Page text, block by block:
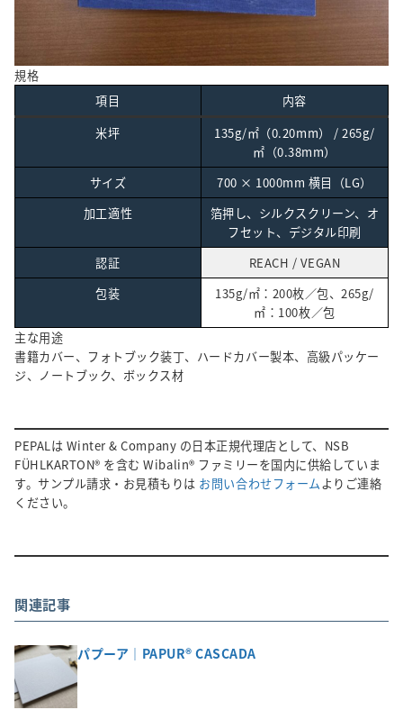
規格
項目
内容
米坪
135g/㎡（0.20mm） / 265g/
㎡（0.38mm）
サイズ
700 × 1000mm 横目（LG）
加工適性
箔押し、シルクスクリーン、オ
フセット、デジタル印刷
認証
REACH / VEGAN
包装
135g/㎡：200枚／包、265g/
㎡：100枚／包
主な用途
書籍カバー、フォトブック装丁、ハードカバー製本、高級パッケー
ジ、ノートブック、ボックス材
PEPALは Winter & Company の日本正規代理店として、NSB
FÜHLKARTON® を含む Wibalin® ファミリーを国内に供給していま
す。サンプル請求・お見積もりは お問い合わせフォームよりご連絡
ください。
関連記事
パプーア｜PAPUR® CASCADA